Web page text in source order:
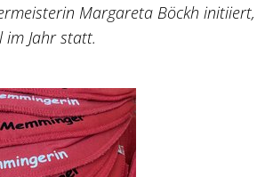
Margareta Böckh initiiert,
im Jahr statt.